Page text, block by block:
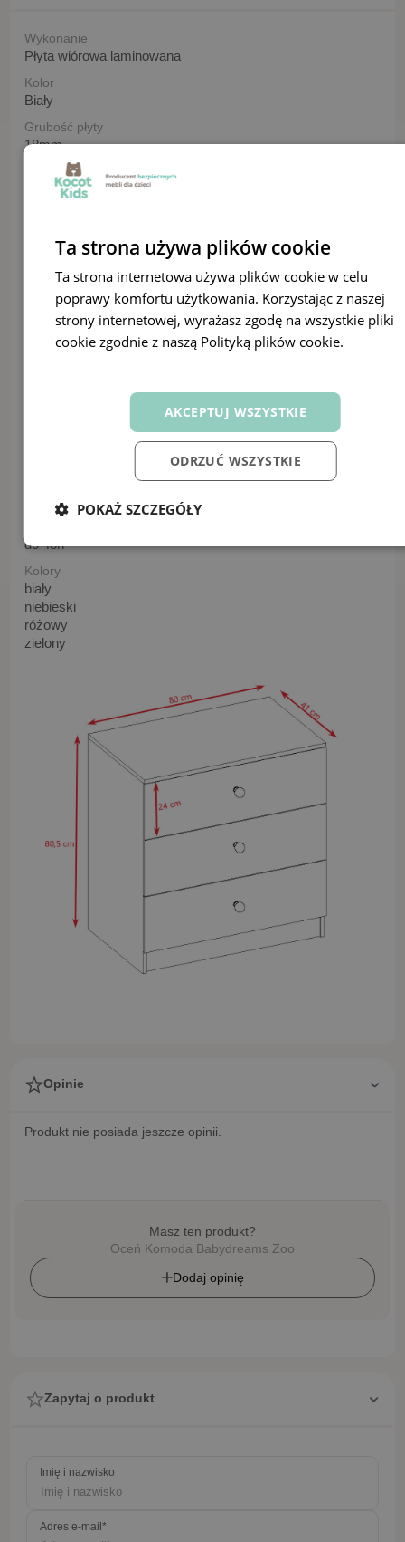
Wykonanie
Płyta wiórowa laminowana
Kolor
Biały
Grubość płyty
18mm
Długość
Szerokość
81 | 80,5 cm
Wysokość frontu szuflady
24 cm
Głębokość szuflady
Maksymalne obciążenie
do 48h
Kolory
biały
niebieski
różowy
zielony
Opinie
Produkt nie posiada jeszcze opinii.
Masz ten produkt?
Oceń Komoda Babydreams Zoo
Dodaj opinię
Zapytaj o produkt
Imię i nazwisko
Adres e-mail*
Ta strona używa plików cookie
Ta strona internetowa używa plików cookie w celu
poprawy komfortu użytkowania. Korzystając z naszej
strony internetowej, wyrażasz zgodę na wszystkie pliki
cookie zgodnie z naszą Polityką plików cookie.
AKCEPTUJ WSZYSTKIE
ODRZUĆ WSZYSTKIE
POKAŻ SZCZEGÓŁY